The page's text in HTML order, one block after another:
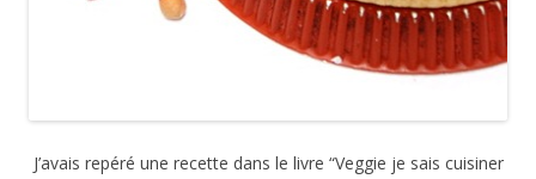
J’avais repéré une recette dans le livre “Veggie je sais cuisiner